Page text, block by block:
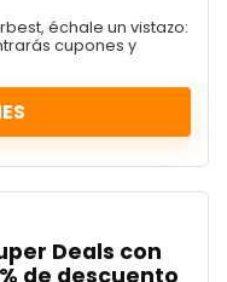
échale un vistazo:
cupones y
Deals con
de descuento